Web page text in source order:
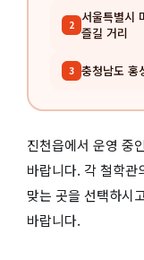
2 서울특별시
즐길 거리
3 충청남도 홍
진천읍에서 운영 중
바랍니다. 각 철학관
맞는 곳을 선택하시
바랍니다.